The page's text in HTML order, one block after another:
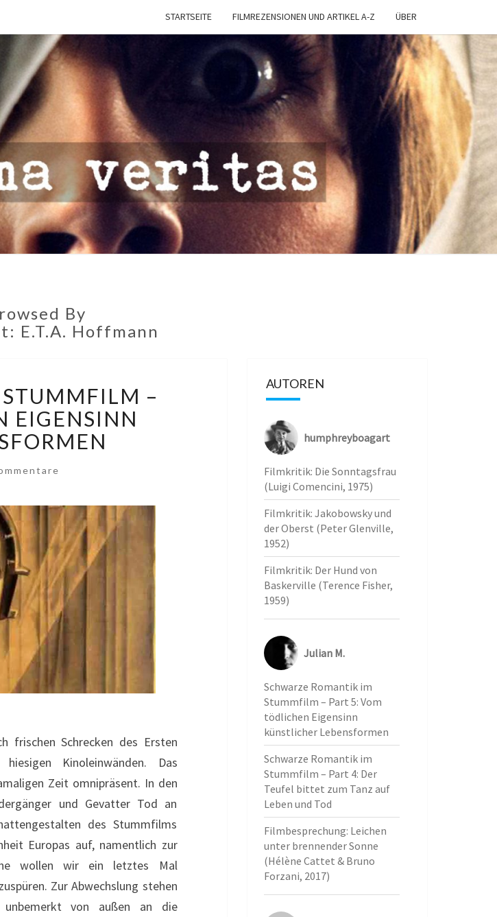
STARTSEITE FILMREZENSIONEN UND ARTIKEL A-Z ÜBER
IN
CINEMA
VERITAS
By
E.T.A. Hoffmann
–
EIGENSINN
frischen Schrecken des Ersten
Kinoleinwänden. Das
Zeit omnipräsent. In den
und Gevatter Tod an
des Stummfilms
Europas auf, namentlich zur
wollen wir ein letztes Mal
Zur Abwechslung stehen
von außen an die
AUTOREN
humphreyboagart
Filmkritik: Die Sonntagsfrau
(Luigi Comencini, 1975)
Filmkritik: Jakobowsky und
der Oberst (Peter Glenville,
1952)
Filmkritik: Der Hund von
Baskerville (Terence Fisher,
1959)
Julian M.
Schwarze Romantik im
Stummfilm – Part 5: Vom
tödlichen Eigensinn
künstlicher Lebensformen
Schwarze Romantik im
Stummfilm – Part 4: Der
Teufel bittet zum Tanz auf
Leben und Tod
Filmbesprechung: Leichen
unter brennender Sonne
(Hélène Cattet & Bruno
Forzani, 2017)